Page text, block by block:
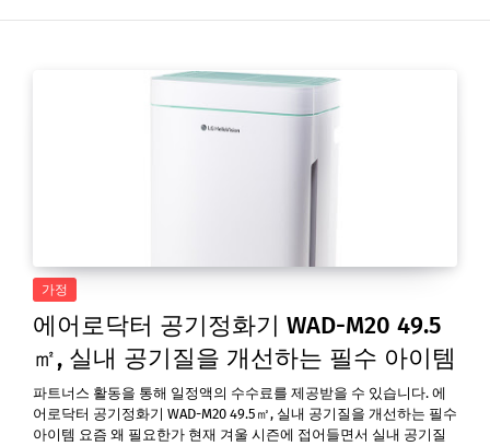
가정
에어로닥터 공기정화기 WAD-M20 49.5
㎡, 실내 공기질을 개선하는 필수 아이템
파트너스 활동을 통해 일정액의 수수료를 제공받을 수 있습니다. 에
어로닥터 공기정화기 WAD-M20 49.5㎡, 실내 공기질을 개선하는 필수
아이템 요즘 왜 필요한가 현재 겨울 시즌에 접어들면서 실내 공기질